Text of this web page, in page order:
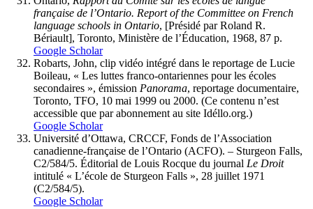
française de l’Ontario. Report of the Committee on French
language schools in Ontario, [Présidé par Roland R.
Bériault], Toronto, Ministère de l’Éducation, 1968, 87 p.
Google Scholar
Robarts, John, clip vidéo intégré dans le reportage de Lucie
Boileau, « Les luttes franco-ontariennes pour les écoles
secondaires », émission Panorama, reportage documentaire,
Toronto, TFO, 10 mai 1999 ou 2000. (Ce contenu n’est
accessible que par abonnement au site Idéllo.org.)
Google Scholar
Université d’Ottawa, CRCCF, Fonds de l’Association
canadienne-française de l’Ontario (ACFO). – Sturgeon Falls,
C2/584/5. Éditorial de Louis Rocque du journal Le Droit
intitulé « L’école de Sturgeon Falls », 28 juillet 1971
(C2/584/5).
Google Scholar